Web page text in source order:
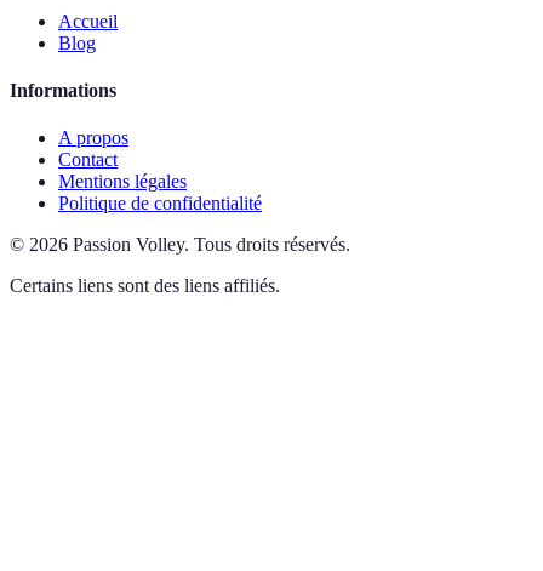
Accueil
Blog
Informations
A propos
Contact
Mentions légales
Politique de confidentialité
© 2026 Passion Volley. Tous droits réservés.
Certains liens sont des liens affiliés.